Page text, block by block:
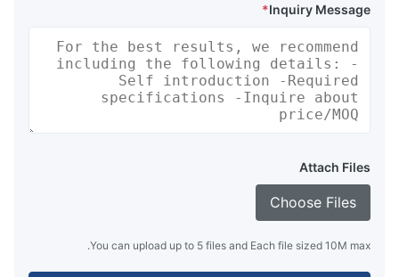
Inquiry Message
*
Attach Files
Choose Files
You can upload up to 5 files and Each file sized 10M max.